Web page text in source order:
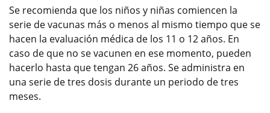
Se recomienda que los niños y niñas comiencen la
serie de vacunas más o menos al mismo tiempo que se
hacen la evaluación médica de los 11 o 12 años. En
caso de que no se vacunen en ese momento, pueden
hacerlo hasta que tengan 26 años. Se administra en
una serie de tres dosis durante un periodo de tres
meses.